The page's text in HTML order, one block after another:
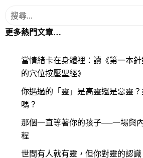
更多熱門文章…
當情緒卡在身體裡：讀《第一本
的穴位按壓聖經》
你遇過的「靈」是高靈還是惡靈
嗎？
那個一直等著你的孩子──一場與
程
世間有人就有靈，但你對靈的認